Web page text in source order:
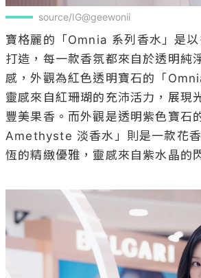
source/IG@geewonii
寶格麗的「Omnia 系列香水」是
打造，每一款香氛都來自於透明純
感，外觀為紅色透明寶石的「
靈感來自紅珊瑚的充沛活力，展現
豐美果香。而外觀是透明紫色寶石
Amethyste 淡香水」則是一款花
恆的精緻優雅，靈感來自紫水晶的